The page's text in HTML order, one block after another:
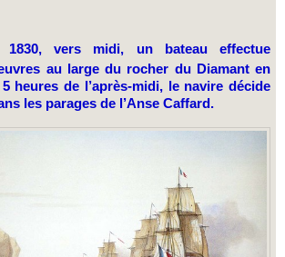
vers midi, un bateau effectue
au large du rocher du Diamant en
heures de l’après-midi, le navire décide
les parages de l’Anse Caffard.